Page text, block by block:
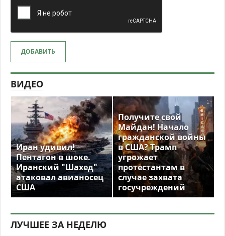
ДОБАВИТЬ
ВИДЕО
Иран удивил!
Пентагон в шоке.
Иранский "Шахед"
атаковал авианосец
США
Получите свой
Майдан! Начало
гражданской войны
в США? Трамп
угрожает
протестантам в
случае захвата
госучреждений
ЛУЧШЕЕ ЗА НЕДЕЛЮ